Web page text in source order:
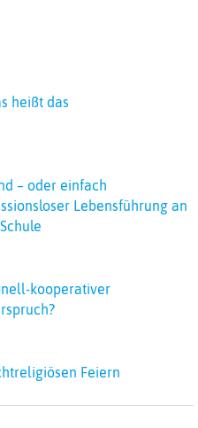
heißt das
– oder einfach
Lebensführung an
kooperativer
Feiern